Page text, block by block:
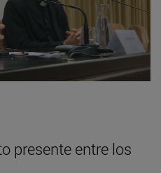
presente entre los